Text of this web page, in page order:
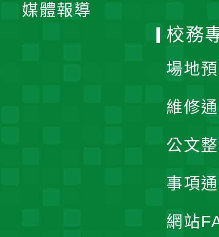
媒體報導
校務
場地
維修
公文
事項
網站